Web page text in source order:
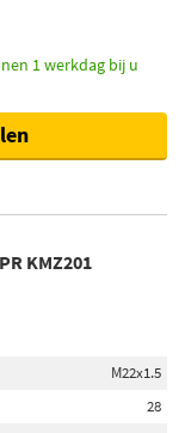
1 werkdag bij u
KMZ201
M22x1.5
28